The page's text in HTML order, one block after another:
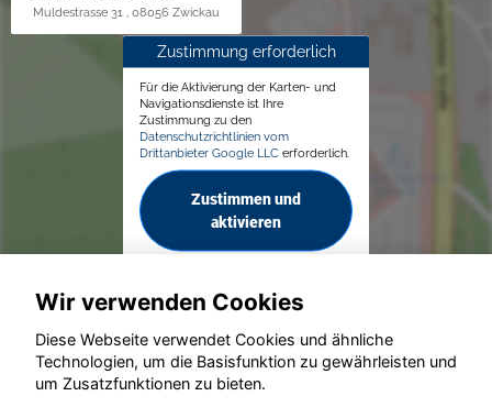
Muldestrasse 31 , 08056 Zwickau
Zustimmung erforderlich
Für die Aktivierung der Karten- und
Navigationsdienste ist Ihre
Zustimmung zu den
Datenschutzrichtlinien vom
Drittanbieter Google LLC erforderlich.
Zustimmen und
aktivieren
© konjunkturmotor.de GmbH 2020 - 2026
Wir verwenden Cookies
Diese Webseite verwendet Cookies und ähnliche
Technologien, um die Basisfunktion zu gewährleisten und
um Zusatzfunktionen zu bieten.